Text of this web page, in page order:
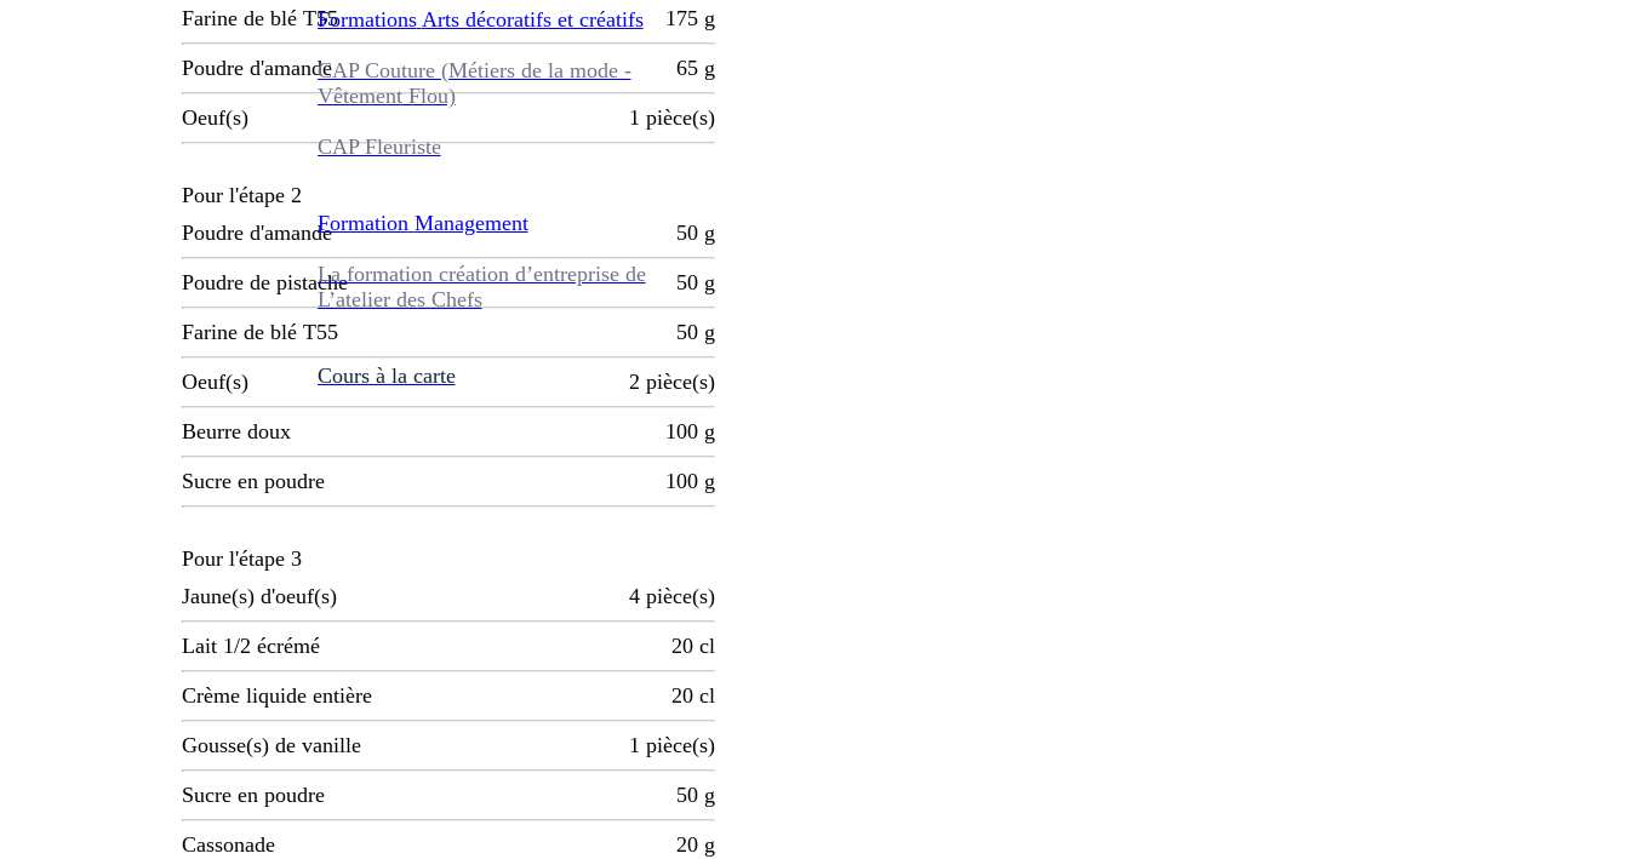
Formations Arts décoratifs et créatifs
CAP Couture (Métiers de la mode -
Vêtement Flou)
CAP Fleuriste
Formation Management
La formation création d’entreprise de
L’atelier des Chefs
Cours à la carte
Farine de blé T55 175 g
Poudre d'amande 65 g
Oeuf(s) 1 pièce(s)
Pour l'étape 2
Poudre d'amande
50 g
Poudre de pistache 50 g
Farine de blé T55 50 g
Oeuf(s) 2 pièce(s)
Beurre doux 100 g
Sucre en poudre 100 g
Pour l'étape 3
Jaune(s) d'oeuf(s)
4 pièce(s)
Lait 1/2 écrémé 20 cl
Crème liquide entière 20 cl
Gousse(s) de vanille 1 pièce(s)
Sucre en poudre 50 g
Cassonade 20 g